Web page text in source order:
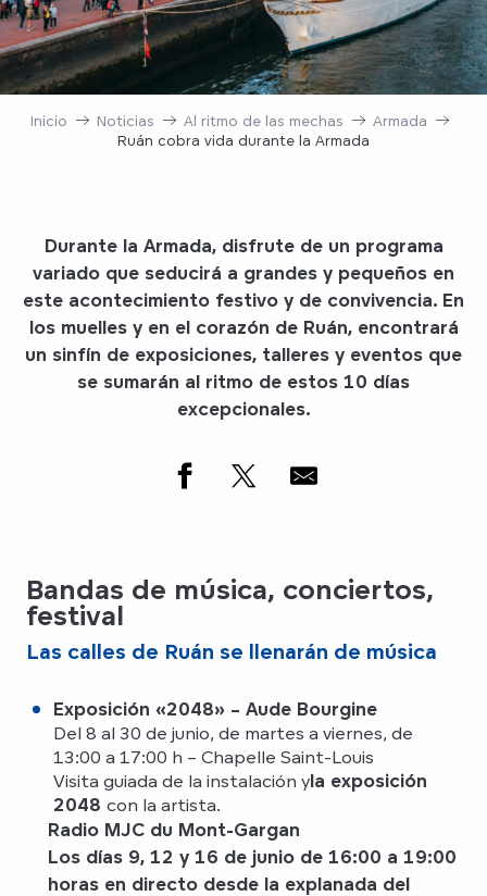
Inicio Noticias Al ritmo de las mechas
Armada
Ruán cobra vida durante la Armada
Durante la Armada, disfrute de un programa
variado que seducirá a grandes y pequeños en
este acontecimiento festivo y de convivencia. En
los muelles y en el corazón de Ruán, encontrará
un sinfín de exposiciones, talleres y eventos que
se sumarán al ritmo de estos 10 días
excepcionales.
Bandas de música, conciertos,
festival
Las calles de Ruán se llenarán de música
Exposición «2048» – Aude Bourgine
Del 8 al 30 de junio, de martes a viernes, de
13:00 a 17:00 h – Chapelle Saint-Louis
Visita guiada de la instalación yla exposición
2048 con la artista.
Radio MJC du Mont-Gargan
Los días 9, 12 y 16 de junio de 16:00 a 19:00
horas en directo desde la explanada del